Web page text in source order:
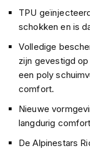
z
e
r
o
t
e
TPU
schokken en is
Volledige
zijn gevestigd
een poly
comfort.
Nieuwe
langdurig
De Alpinestars